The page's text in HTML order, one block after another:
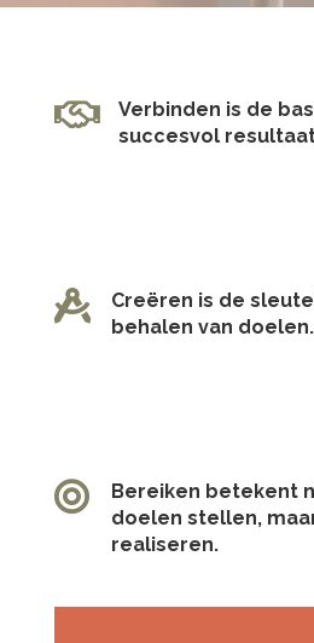

Verbinden is de
succesvol

Creëren is de
behalen van doelen.

Bereiken betekent
doelen stellen,
realiseren.